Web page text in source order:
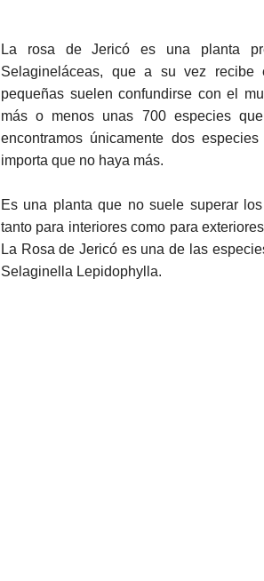
La rosa de Jericó es una planta
Selagineláceas, que a su vez
pequeñas suelen confundirse con el
más o menos unas 700 especies
encontramos únicamente dos
importa que no haya más.
Es una planta que no suele superar
tanto para interiores como para
La Rosa de Jericó es una de las
Selaginella Lepidophylla.